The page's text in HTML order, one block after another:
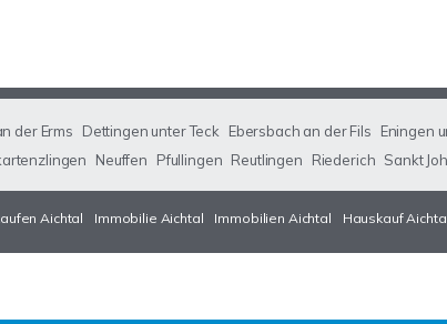
der Erms Dettingen unter Teck Ebersbach an der Fils Eningen
Neuffen Pfullingen Reutlingen Riederich Sankt
Aichtal Immobilie Aichtal Immobilien Aichtal Hauskauf